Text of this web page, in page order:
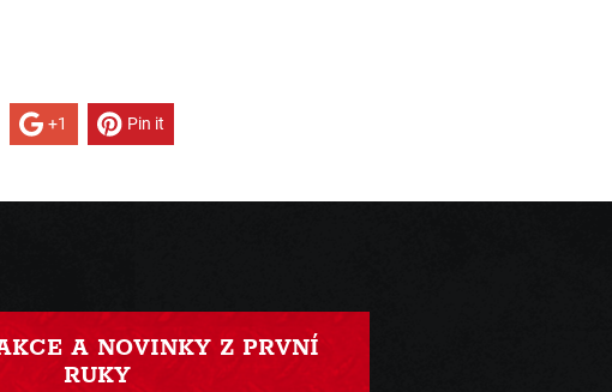
+1 Pin it
A NOVINKY Z PRVNÍ
RUKY